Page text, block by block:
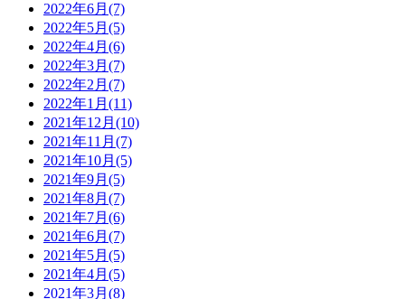
2022年6月(7)
2022年5月(5)
2022年4月(6)
2022年3月(7)
2022年2月(7)
2022年1月(11)
2021年12月(10)
2021年11月(7)
2021年10月(5)
2021年9月(5)
2021年8月(7)
2021年7月(6)
2021年6月(7)
2021年5月(5)
2021年4月(5)
2021年3月(8)